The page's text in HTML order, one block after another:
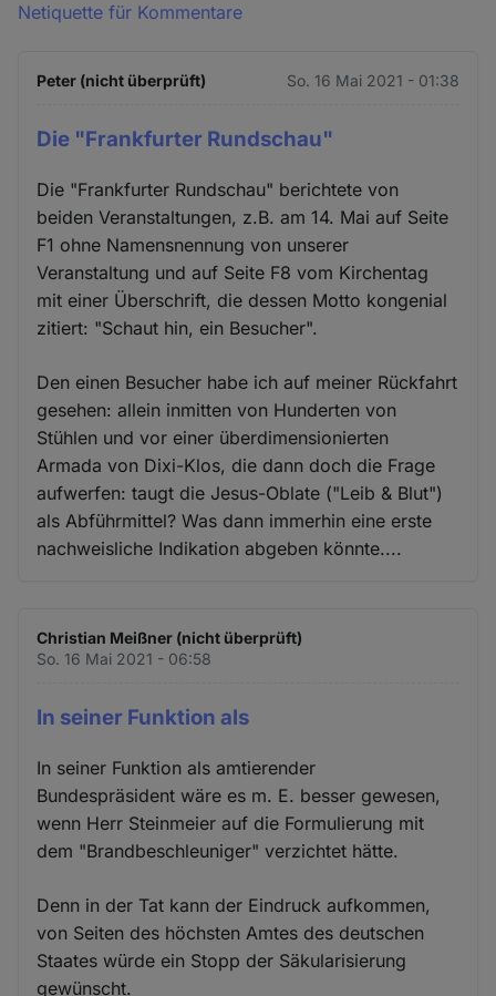
Netiquette für Kommentare
Peter (nicht überprüft) So. 16 Mai 2021 - 01:38
Die "Frankfurter Rundschau"
Die "Frankfurter Rundschau" berichtete von
beiden Veranstaltungen, z.B. am 14. Mai auf Seite
F1 ohne Namensnennung von unserer
Veranstaltung und auf Seite F8 vom Kirchentag
mit einer Überschrift, die dessen Motto kongenial
zitiert: "Schaut hin, ein Besucher".
Den einen Besucher habe ich auf meiner Rückfahrt
gesehen: allein inmitten von Hunderten von
Stühlen und vor einer überdimensionierten
Armada von Dixi-Klos, die dann doch die Frage
aufwerfen: taugt die Jesus-Oblate ("Leib & Blut")
als Abführmittel? Was dann immerhin eine erste
nachweisliche Indikation abgeben könnte....
Christian Meißner (nicht überprüft)
So. 16 Mai 2021 - 06:58
In seiner Funktion als
In seiner Funktion als amtierender
Bundespräsident wäre es m. E. besser gewesen,
wenn Herr Steinmeier auf die Formulierung mit
dem "Brandbeschleuniger" verzichtet hätte.
Denn in der Tat kann der Eindruck aufkommen,
von Seiten des höchsten Amtes des deutschen
Staates würde ein Stopp der Säkularisierung
gewünscht.